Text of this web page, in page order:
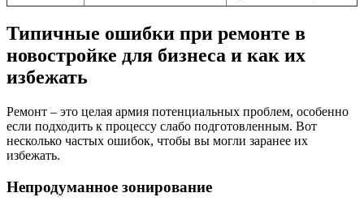
Типичные ошибки при ремонте в
новостройке для бизнеса и как их
избежать
Ремонт – это целая армия потенциальных проблем, особенно
если подходить к процессу слабо подготовленным. Вот
несколько частых ошибок, чтобы вы могли заранее их
избежать.
Непродуманное зонирование